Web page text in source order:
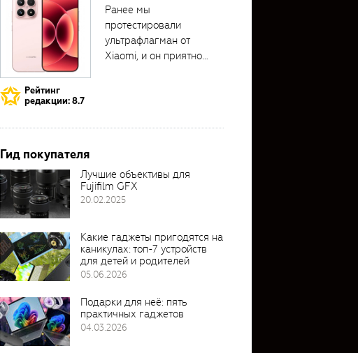
Рейтинг
редакции: 8.7
Ранее мы
протестировали
ультрафлагман от
Xiaomi, и он приятно
Гид покупателя
Лучшие объективы для
Fujifilm GFX
20.02.2025
Какие гаджеты пригодятся на
каникулах: топ-7 устройств
для детей и родителей
05.06.2026
Подарки для неё: пять
практичных гаджетов
04.03.2026